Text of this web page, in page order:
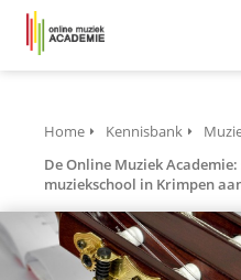
Home Kennisbank
De Online Muziek
muziekschool in Krimpen